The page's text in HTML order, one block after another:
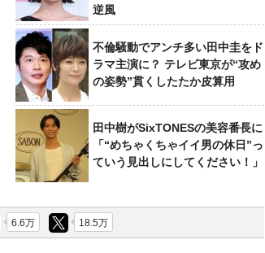
逆風
不倫騒動でアンチ多い田中圭をド
ラマ主演に？ テレビ東京が“攻め
の姿勢”貫くしたたか皮算用
田中樹がSixTONESの美容番長に
「“めちゃくちゃイイ男の休日”っ
ていう見出しにしてください！」
6.6万 18.5万